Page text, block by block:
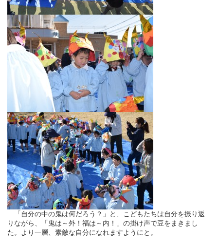
「自分の中の鬼は何だろう？」と、こどもたちは自分を振り返
りながら、「鬼は～外！福は～内！」の掛け声で豆をまきまし
た。 より一層、素敵な自分になれますようにと。